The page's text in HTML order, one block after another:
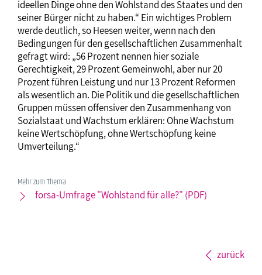
ideellen Dinge ohne den Wohlstand des Staates und den
seiner Bürger nicht zu haben.“ Ein wichtiges Problem
werde deutlich, so Heesen weiter, wenn nach den
Bedingungen für den gesellschaftlichen Zusammenhalt
gefragt wird: „56 Prozent nennen hier soziale
Gerechtigkeit, 29 Prozent Gemeinwohl, aber nur 20
Prozent führen Leistung und nur 13 Prozent Reformen
als wesentlich an. Die Politik und die gesellschaftlichen
Gruppen müssen offensiver den Zusammenhang von
Sozialstaat und Wachstum erklären: Ohne Wachstum
keine Wertschöpfung, ohne Wertschöpfung keine
Umverteilung.“
Mehr zum Thema
forsa-Umfrage "Wohlstand für alle?" (PDF)
zurück